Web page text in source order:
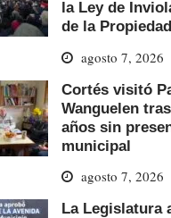
la Ley de
de la Propiedad
agosto 7, 2026
Cortés visitó
Wanguelen
años sin
municipal
agosto 7, 2026
La Legislatura